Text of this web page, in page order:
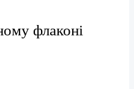
флаконі